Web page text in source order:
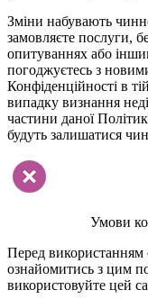
Зміни набувають
замовляєте послуги,
опитуваннях або
погоджуєтесь з
Конфіденційності в
випадку визнання
частини даної
будуть залишатися
Умови
Перед
ознайомитись з цим
використовуйте цей